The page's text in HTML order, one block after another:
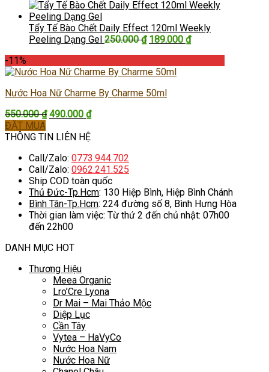
Tẩy Tế Bào Chết Daily Effect 120ml Weekly
Peeling Dạng Gel 250.000₫ Giá
250.000 ₫.
189.000 ₫Giá
-11%
Nước Hoa Nữ Charme By Charme 50ml
550.000₫ Giá
là:
490.000 ₫Giá
490.000 ₫.
ĐẶT MUA
THÔNG TIN LIÊN HỆ
Call/Zalo: 0773.944.702
Call/Zalo: 0962.241.525
Ship COD toàn quốc
Thủ Đức-Tp.Hcm: 130 Hiệp Bình, Hiệp Bình Chánh
Bình Tân-Tp.Hcm: 224 đường số 8, Bình Hưng Hòa
Thời gian làm việc: Từ thứ 2 đến chủ nhật: 07h00
đến 22h00
DANH MỤC HOT
Thương Hiệu
Meea Organic
Lro’Cre Lyona
Dr Mai – Mai Thảo Mộc
Diệp Lục
Cần Tây
Vytea – HaVyCo
Nước Hoa Nam
Nước Hoa Nữ